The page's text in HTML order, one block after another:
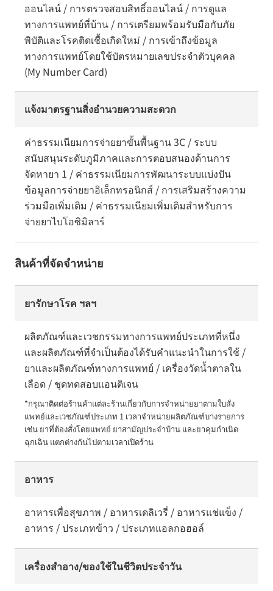
ออนไลน์ / การตรวจสอบสิทธิ์ออนไลน์ / การดูแล
ทางการแพทย์ที่บ้าน / การเตรียมพร้อมรับมือกับภัย
พิบัติและโรคติดเชื้อเกิดใหม่ / การเข้าถึงข้อมูล
ทางการแพทย์โดยใช้บัตรหมายเลขประจำตัวบุคคล
(My Number Card)
แจ้งมาตรฐานสิ่งอำนวยความสะดวก
ค่าธรรมเนียมการจ่ายยาขั้นพื้นฐาน 3C / ระบบ
สนับสนุนระดับภูมิภาคและการตอบสนองด้านการ
จัดหายา 1 / ค่าธรรมเนียมการพัฒนาระบบแบ่งปัน
ข้อมูลการจ่ายยาอิเล็กทรอนิกส์ / การเสริมสร้างความ
ร่วมมือเพิ่มเติม / ค่าธรรมเนียมเพิ่มเติมสำหรับการ
จ่ายยาไบโอซิมิลาร์
สินค้าที่จัดจำหน่าย
ยารักษาโรค ฯลฯ
ผลิตภัณฑ์และเวชกรรมทางการแพทย์ประเภทที่หนึ่ง
และผลิตภัณฑ์ที่จำเป็นต้องได้รับคำแนะนำในการใช้ /
ยาและผลิตภัณฑ์ทางการแพทย์ / เครื่องวัดน้ำตาลใน
เลือด / ชุดทดสอบแอนติเจน
*กรุณาติดต่อร้านค้าแต่ละร้านเกี่ยวกับการจำหน่ายยาตามใบสั่ง
แพทย์และเวชภัณฑ์ประเภท 1 เวลาจำหน่ายผลิตภัณฑ์บางรายการ
เช่น ยาที่ต้องสั่งโดยแพทย์ ยาสามัญประจำบ้าน และยาคุมกำเนิด
ฉุกเฉิน แตกต่างกันไปตามเวลาเปิดร้าน
อาหาร
อาหารเพื่อสุขภาพ / อาหารเดลิเวรี่ / อาหารแช่แข็ง /
อาหาร / ประเภทข้าว / ประเภทแอลกอฮอล์
เครื่องสำอาง/ของใช้ในชีวิตประจำวัน